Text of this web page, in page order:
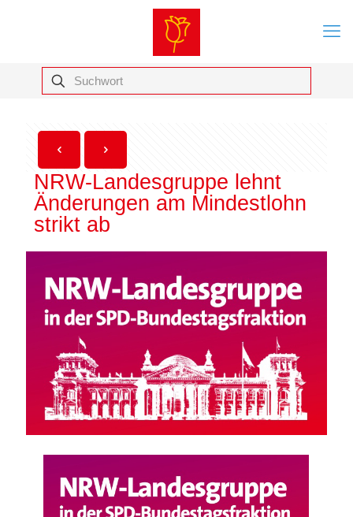
NRW-Landesgruppe lehnt
Änderungen am Mindestlohn
strikt ab